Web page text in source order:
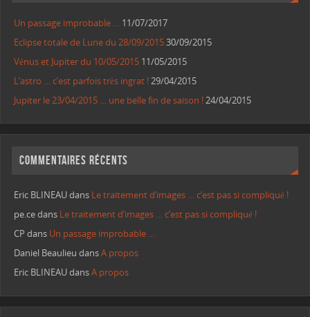
Un passage improbable … 11/07/2017
Eclipse totale de Lune du 28/09/201530/09/2015
Vénus et Jupiter du 10/05/2015 11/05/2015
L’astro … c’est parfois très ingrat !29/04/2015
Jupiter le 23/04/2015 … une belle fin de saison !24/04/2015
Commentaires récents
Eric BLINEAUdans Le traitement d’images … c’est pas si compliqué !
pe.cedans Le traitement d’images … c’est pas si compliqué !
CP dans Un passage improbable …
Daniel Beaulieu dansA propos
Eric BLINEAUdansA propos